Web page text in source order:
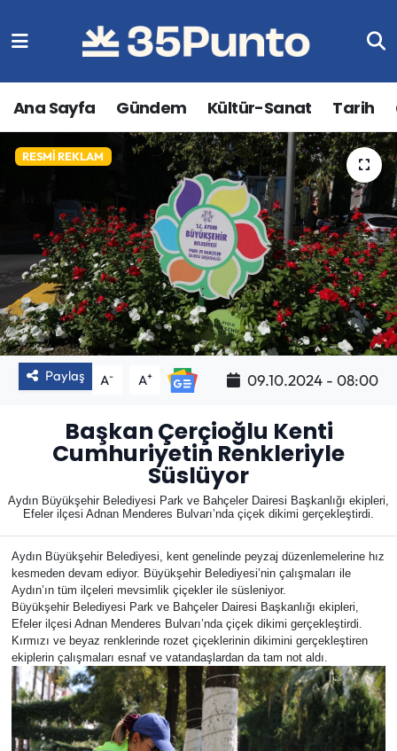
Ana Sayfa Gündem Kültür-Sanat Tarih
RESMI REKLAM
Paylaş A- A+ 09.10.2024 - 08:00
Başkan Çerçioğlu Kenti
Cumhuriyetin Renkleriyle
Süslüyor
Aydın Büyükşehir Belediyesi Park ve Bahçeler Dairesi Başkanlığı ekipleri,
Efeler ilçesi Adnan Menderes Bulvarı’nda çiçek dikimi gerçekleştirdi.
Aydın Büyükşehir Belediyesi, kent genelinde peyzaj düzenlemelerine hız
kesmeden devam ediyor. Büyükşehir Belediyesi’nin çalışmaları ile
Aydın’ın tüm ilçeleri mevsimlik çiçekler ile süsleniyor.
Büyükşehir Belediyesi Park ve Bahçeler Dairesi Başkanlığı ekipleri,
Efeler ilçesi Adnan Menderes Bulvarı’nda çiçek dikimi gerçekleştirdi.
Kırmızı ve beyaz renklerinde rozet çiçeklerinin dikimini gerçekleştiren
ekiplerin çalışmaları esnaf ve vatandaşlardan da tam not aldı.